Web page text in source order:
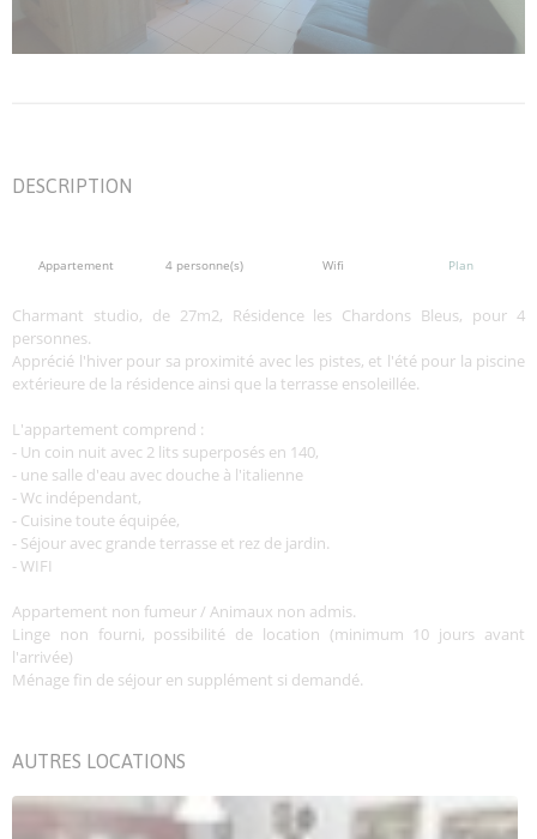
DESCRIPTION
Appartement 4 personne(s) Wifi Plan
Charmant studio, de 27m2, Résidence les Chardons Bleus, pour 4
personnes.
Apprécié l'hiver pour sa proximité avec les pistes, et l'été pour la piscine
extérieure de la résidence ainsi que la terrasse ensoleillée.
L'appartement comprend :
- Un coin nuit avec 2 lits superposés en 140,
- une salle d'eau avec douche à l'italienne
- Wc indépendant,
- Cuisine toute équipée,
- Séjour avec grande terrasse et rez de jardin.
- WIFI
Appartement non fumeur / Animaux non admis.
Linge non fourni, possibilité de location (minimum 10 jours avant
l'arrivée)
Ménage fin de séjour en supplément si demandé.
AUTRES LOCATIONS